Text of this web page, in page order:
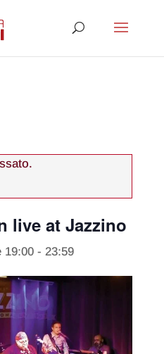
live at Jazzino
19:00- 23:59